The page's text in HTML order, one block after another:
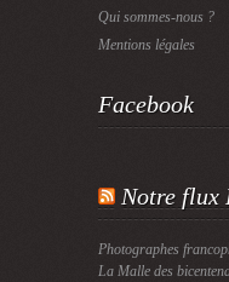
Qui sommes-nous ?
Mentions légales
Facebook
Notre flux
Photographes
La Malle des